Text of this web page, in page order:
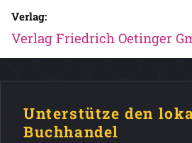
Verlag:
Verlag Friedrich Oetinger
Unterstütze den
Buchhandel